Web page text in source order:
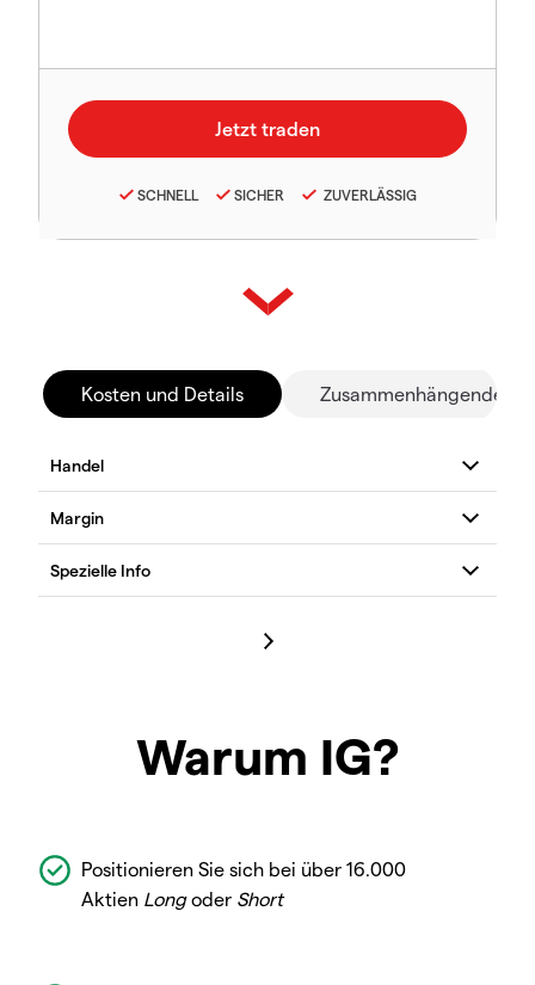
SCHNELL SICHER ZUVERLÄSSIG
Kosten und Details Zusammenhängende
Warum IG?
Positionieren Sie sich bei über 16.000
Aktien Longoder Short